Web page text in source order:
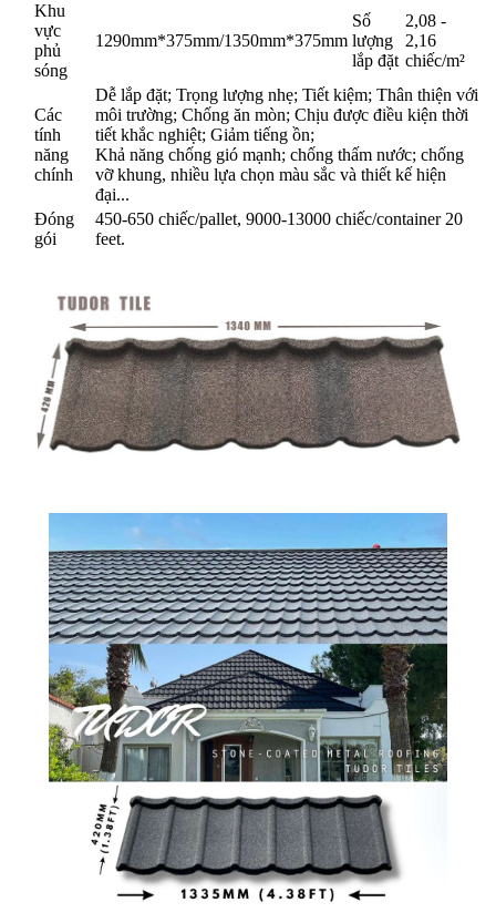
Khu
vực
phủ
sóng
1290mm*375mm/1350mm*375mm
Số
lượng
lắp đặt
2,08 -
2,16
chiếc/m²
Các
tính
năng
chính
Dễ lắp đặt; Trọng lượng nhẹ; Tiết kiệm; Thân thiện với
môi trường; Chống ăn mòn; Chịu được điều kiện thời
tiết khắc nghiệt; Giảm tiếng ồn;
Khả năng chống gió mạnh; chống thấm nước; chống
vỡ khung, nhiều lựa chọn màu sắc và thiết kế hiện
đại...
Đóng
gói
450-650 chiếc/pallet, 9000-13000 chiếc/container 20
feet.